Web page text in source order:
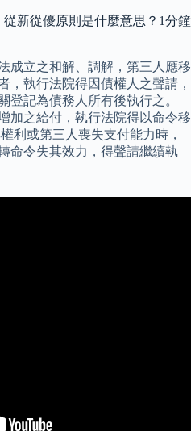
新從優原則是什麼意思？1分鐘
成立之和解、調解，第三人應移
，執行法院得因債權人之聲請，
登記為債務人所有後執行之。
加之給付，執行法院得以命令移
利或第三人喪失支付能力時，
命令失其效力，得聲請繼續執